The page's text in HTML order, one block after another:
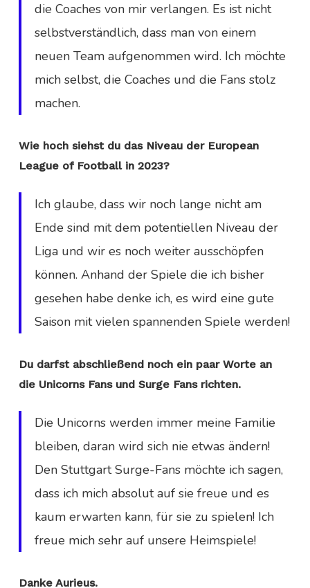
die Coaches von mir verlangen. Es ist nicht
selbstverständlich, dass man von einem
neuen Team aufgenommen wird. Ich möchte
mich selbst, die Coaches und die Fans stolz
machen.
Wie hoch siehst du das Niveau der European
League of Football in 2023?
Ich glaube, dass wir noch lange nicht am
Ende sind mit dem potentiellen Niveau der
Liga und wir es noch weiter ausschöpfen
können. Anhand der Spiele die ich bisher
gesehen habe denke ich, es wird eine gute
Saison mit vielen spannenden Spiele werden!
Du darfst abschließend noch ein paar Worte an
die Unicorns Fans und Surge Fans richten.
Die Unicorns werden immer meine Familie
bleiben, daran wird sich nie etwas ändern!
Den Stuttgart Surge-Fans möchte ich sagen,
dass ich mich absolut auf sie freue und es
kaum erwarten kann, für sie zu spielen! Ich
freue mich sehr auf unsere Heimspiele!
Danke Aurieus.